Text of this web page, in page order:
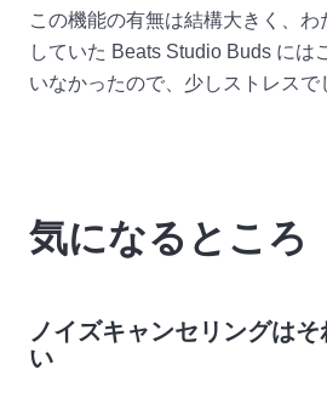
この機能の有無は結構大きく、わ
していた Beats Studio Buds には
いなかったので、少しストレスで
気になるところ
ノイズキャンセリングは
い